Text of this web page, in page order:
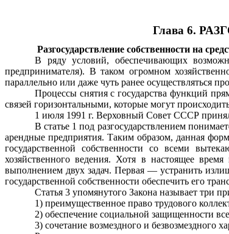
Глава 6. РАЗ
Разгосударствление собственности на
В ряду условий, обеспечивающих
предпринимателя). Втаком огромном хоз
параллельно или даже чуть ранее осуществляться
Процессы снятия с государства функций пря
связей горизонтальными, которые могут
1 июля 1991 г. Верховный Совет СССР
В статье 1 под разгосударствлением
арендные предприятия. Таким образом, данная
государственной собствен­ности со всеми
хозяйственного ведения. Хотя в настоящее время
выполнением двух задач. Первая — устранить
государственной собственности обеспечить его
Статья 3 упомянутого Закона называет три
1) преимущественное право трудового
2) обеспечение социальной защищенности
3) сочетание возмездного и безвозмездного